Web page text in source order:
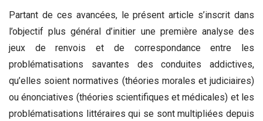
Partant de ces avancées, le présent article s’inscrit dans
l’objectif plus général d’initier une première analyse des
jeux de renvois et de correspondance entre les
problématisations savantes des conduites addictives,
qu’elles soient normatives (théories morales et judiciaires)
ou énonciatives (théories scientifiques et médicales) et les
problématisations littéraires qui se sont multipliées depuis